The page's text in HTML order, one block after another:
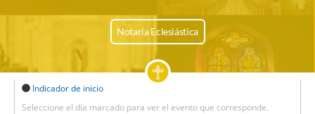
Notaría Eclesiástica
Indicador de inicio
Seleccione el día marcado para ver el evento que corresponde.